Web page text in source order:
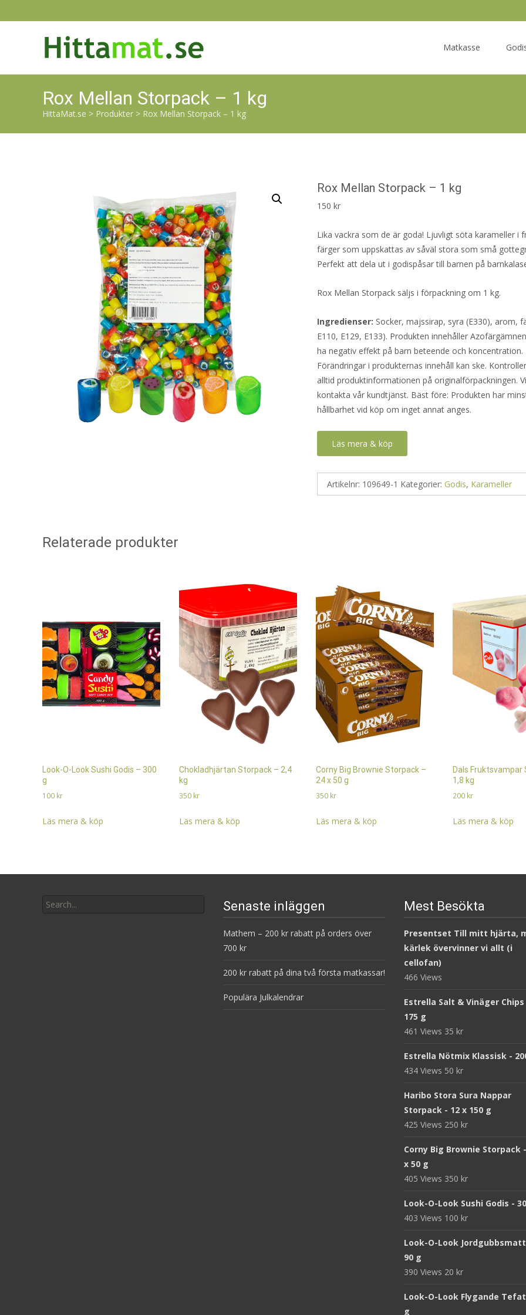
Matkasse
Rox Mellan Storpack – 1 kg
HittaMat.se > Produkter > Rox Mellan Storpack – 1 kg
Rox Mellan Storpack – 1 kg
150 kr
Lika vackra som de är goda! Ljuvligt söta karameller i
färger som uppskattas av såväl stora som små
Perfekt att dela ut i godispåsar till barnen på
Rox Mellan Storpack säljs i förpackning om 1 kg.
Ingredienser: Socker, majssirap, syra (E330), arom,
E110, E129, E133). Produkten innehåller
ha negativ effekt på barn beteende och koncentration.
Förändringar i produkternas innehåll kan ske.
alltid produktinformationen på originalförpackningen.
kontakta vår kundtjänst. Bäst före: Produkten har
hållbarhet vid köp om inget annat anges.
Läs mera & köp
Artikelnr: 109649-1 Kategorier: Godis, Karameller
Relaterade produkter
Look-O-Look Sushi Godis – 300
g
100 kr
Läs mera & köp
Chokladhjärtan Storpack – 2,4
kg
350 kr
Läs mera & köp
Corny Big Brownie Storpack –
24 x 50 g
350 kr
Läs mera & köp
Dals Fruktsvampar
1,8 kg
200 kr
Läs mera & köp
for:
Senaste inläggen
Mathem – 200 kr rabatt på orders över
700 kr
200 kr rabatt på dina två första matkassar!
Populära Julkalendrar
Mest Besökta
Presentset Till mitt hjärta,
kärlek övervinner vi allt (i
cellofan)
466 Views
Estrella Salt & Vinäger Chips
175 g
461 Views 35 kr
Estrella Nötmix Klassisk -
434 Views 50 kr
Haribo Stora Sura Nappar
Storpack - 12 x 150 g
425 Views 250 kr
Corny Big Brownie Storpack
x 50 g
405 Views 350 kr
Look-O-Look Sushi Godis -
403 Views 100 kr
Look-O-Look
90 g
390 Views 20 kr
Look-O-Look Flygande
g